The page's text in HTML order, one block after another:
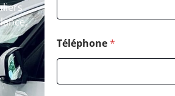
Téléphone*